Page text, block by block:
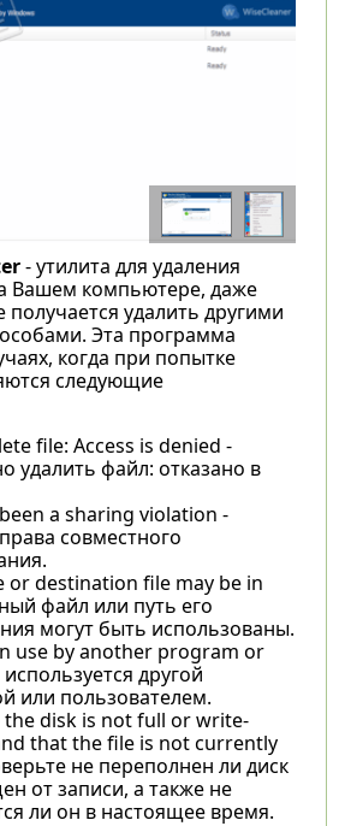
- утилита для удаления
Вашем компьютере, даже
получается удалить другими
Эта программа
когда при попытке
следующие
file: Access is denied -
удалить файл: отказано в
a sharing violation -
совместного
or destination file may be in
файл или путь его
могут быть использованы.
use by another program or
другой
или пользователем.
the disk is not full or write-
that the file is not currently
не переполнен ли диск
от записи, а также не
ли он в настоящее время.